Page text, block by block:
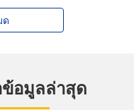
ด
อมูลล่าสุด